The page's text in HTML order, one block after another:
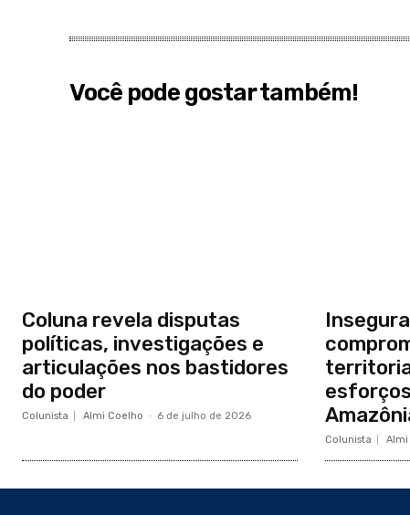
Você pode gostar também!
Coluna revela disputas
políticas, investigações e
articulações nos bastidores
do poder
Colunista Almi Coelho - 6 de julho de 2026
Colunista Almi